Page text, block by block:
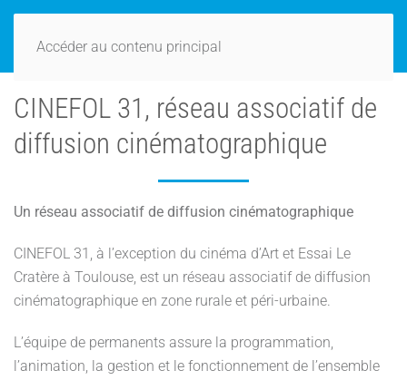
Accéder au contenu principal
CINEFOL 31, réseau associatif de
diffusion cinématographique
Un réseau associatif de diffusion cinématographique
CINEFOL 31, à l’exception du cinéma d’Art et Essai Le
Cratère à Toulouse, est un réseau associatif de diffusion
cinématographique en zone rurale et péri-urbaine.
L’équipe de permanents assure la programmation,
l’animation, la gestion et le fonctionnement de l’ensemble